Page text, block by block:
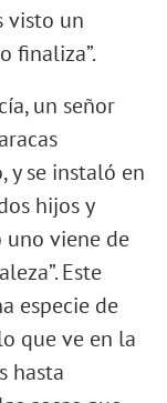
visto un
finaliza”.
un señor
y se instaló en
hijos y
uno viene de
Este
especie de
que ve en la
hasta